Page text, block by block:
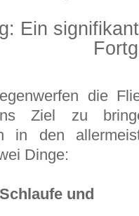
Ein
die
Ziel zu
in den
Dinge:
und